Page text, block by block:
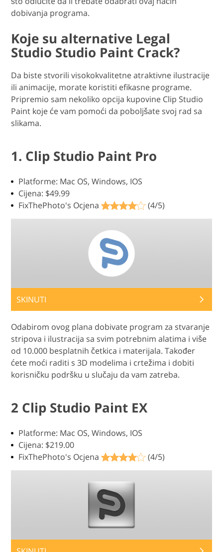
dobivanja programa.
Koje su alternative Legal
Studio Studio Paint Crack?
Da biste stvorili visokokvalitetne atraktivne ilustracije
ili animacije, morate koristiti efikasne programe.
Pripremio sam nekoliko opcija kupovine Clip Studio
Paint koje će vam pomoći da poboljšate svoj rad sa
slikama.
1. Clip Studio Paint Pro
Platforme: Mac OS, Windows, IOS
Cijena: $49.99
FixThePhoto's Ocjena
(4/5)
SKINUTI
Odabirom ovog plana dobivate program za stvaranje
stripova i ilustracija sa svim potrebnim alatima i više
od 10.000 besplatnih četkica i materijala. Također
ćete moći raditi s 3D modelima i crtežima i dobiti
korisničku podršku u slučaju da vam zatreba.
2 Clip Studio Paint EX
Platforme: Mac OS, Windows, IOS
Cijena: $219.00
FixThePhoto's Ocjena
(4/5)